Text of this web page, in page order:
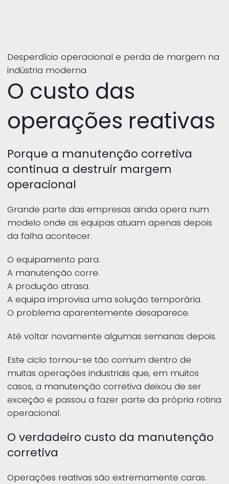
Desperdício operacional e perda de margem na
indústria moderna
O custo das
operações reativas
Porque a manutenção corretiva
continua a destruir margem
operacional
Grande parte das empresas ainda opera num
modelo onde as equipas atuam apenas depois
da falha acontecer.
O equipamento para.
A manutenção corre.
A produção atrasa.
A equipa improvisa uma solução temporária.
O problema aparentemente desaparece.
Até voltar novamente algumas semanas depois.
Este ciclo tornou-se tão comum dentro de
muitas operações industriais que, em muitos
casos, a manutenção corretiva deixou de ser
exceção e passou a fazer parte da própria rotina
operacional.
O verdadeiro custo da manutenção
corretiva
Operações reativas são extremamente caras.